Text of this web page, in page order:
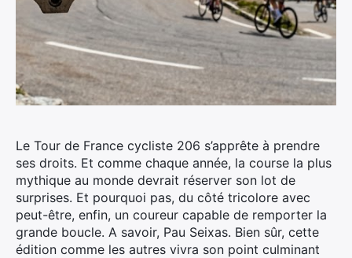
Le Tour de France cycliste 206 s’apprête à prendre
ses droits. Et comme chaque année, la course la plus
mythique au monde devrait réserver son lot de
surprises. Et pourquoi pas, du côté tricolore avec
peut-être, enfin, un coureur capable de remporter la
grande boucle. A savoir, Pau Seixas. Bien sûr, cette
édition comme les autres vivra son point culminant